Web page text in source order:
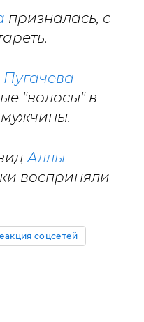
призналась, с
"волосы" в
Аллы
восприняли
соцсетей